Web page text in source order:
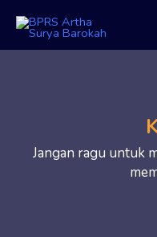
Jangan ragu untuk